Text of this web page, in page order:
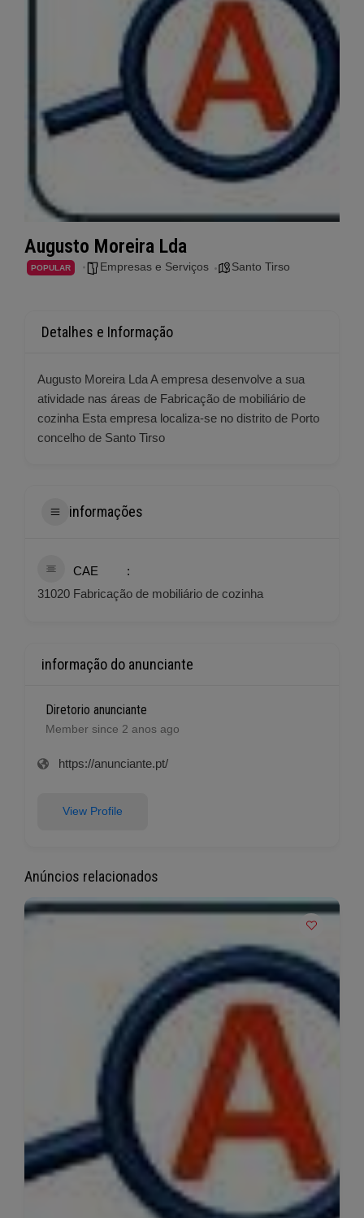
Augusto Moreira Lda
POPULAR Empresas e Serviços Santo Tirso
Detalhes e Informação
Augusto Moreira Lda A empresa desenvolve a sua
atividade nas áreas de Fabricação de mobiliário de
cozinha Esta empresa localiza-se no distrito de Porto
concelho de Santo Tirso
informações
CAE
31020 Fabricação de mobiliário de cozinha
informação do anunciante
Diretorio anunciante
Member since 2 anos ago
https://anunciante.pt/
View Profile
Anúncios relacionados